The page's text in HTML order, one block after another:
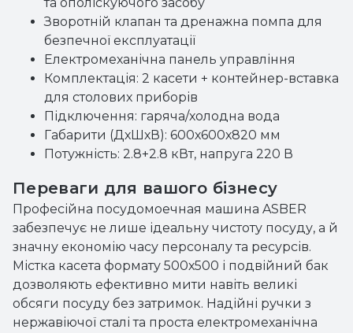
Зворотній клапан та дренажна помпа для
безпечної експлуатації
Електромеханічна панель управління
Комплектація: 2 касети + контейнер-вставка
для столових приборів
Підключення: гаряча/холодна вода
Габарити (ДхШхВ): 600х600х820 мм
Потужність: 2.8+2.8 кВт, напруга 220 В
Переваги для вашого бізнесу
Професійна посудомоечная машина ASBER
забезпечує не лише ідеальну чистоту посуду, а й
значну економію часу персоналу та ресурсів.
Містка касета формату 500х500 і подвійний бак
дозволяють ефективно мити навіть великі
обсяги посуду без затримок. Надійні ручки з
нержавіючої сталі та проста електромеханічна